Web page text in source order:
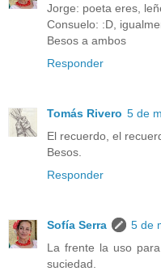
Jorge: poeta eres,
Consuelo: :D,
Besos a ambos
Responder
Tomás Rivero 5 de
El recuerdo, el
Besos.
Responder
Sofía Serra
5 de
La frente la uso
suciedad.